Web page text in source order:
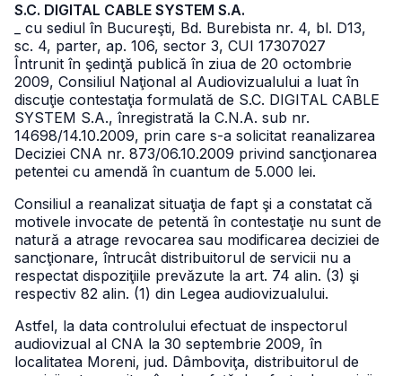
S.C. DIGITAL CABLE SYSTEM S.A.
_ cu sediul în Bucureşti, Bd. Burebista nr. 4, bl. D13,
sc. 4, parter, ap. 106, sector 3, CUI 17307027
Întrunit în şedinţă publică în ziua de 20 octombrie
2009, Consiliul Naţional al Audiovizualului a luat în
discuţie contestaţia formulată de S.C. DIGITAL CABLE
SYSTEM S.A., înregistrată la C.N.A. sub nr.
14698/14.10.2009, prin care s-a solicitat reanalizarea
Deciziei CNA nr. 873/06.10.2009 privind sancţionarea
petentei cu amendă în cuantum de 5.000 lei.
Consiliul a reanalizat situaţia de fapt şi a constatat că
motivele invocate de petentă în contestaţie nu sunt de
natură a atrage revocarea sau modificarea deciziei de
sancţionare, întrucât distribuitorul de servicii nu a
respectat dispoziţiile prevăzute la art. 74 alin. (3) şi
respectiv 82 alin. (1) din Legea audiovizualului.
Astfel, la data controlului efectuat de inspectorul
audiovizual al CNA la 30 septembrie 2009, în
localitatea Moreni, jud. Dâmboviţa, distribuitorul de